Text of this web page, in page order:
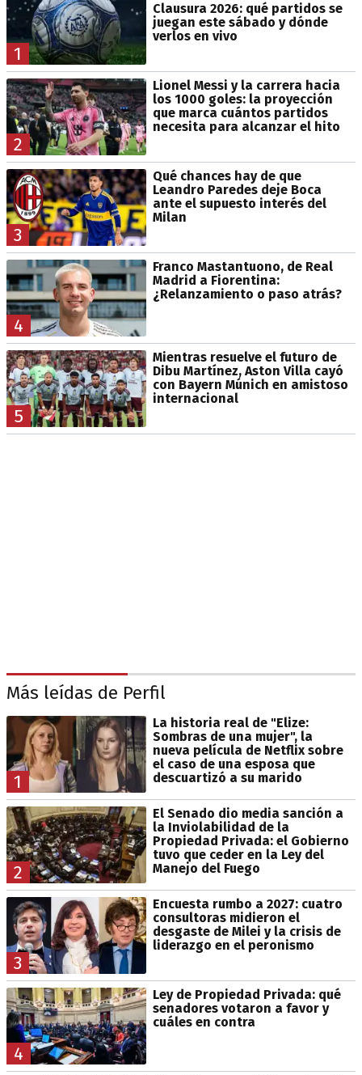
1
Clausura 2026: qué partidos se
juegan este sábado y dónde
verlos en vivo
2
Lionel Messi y la carrera hacia
los 1000 goles: la proyección
que marca cuántos partidos
necesita para alcanzar el hito
3
Qué chances hay de que
Leandro Paredes deje Boca
ante el supuesto interés del
Milan
4
Franco Mastantuono, de Real
Madrid a Fiorentina:
¿Relanzamiento o paso atrás?
5
Mientras resuelve el futuro de
Dibu Martínez, Aston Villa cayó
con Bayern Múnich en amistoso
internacional
Más leídas de Perfil
1
La historia real de "Elize:
Sombras de una mujer", la
nueva película de Netflix sobre
el caso de una esposa que
descuartizó a su marido
2
El Senado dio media sanción a
la Inviolabilidad de la
Propiedad Privada: el Gobierno
tuvo que ceder en la Ley del
Manejo del Fuego
3
Encuesta rumbo a 2027: cuatro
consultoras midieron el
desgaste de Milei y la crisis de
liderazgo en el peronismo
4
Ley de Propiedad Privada: qué
senadores votaron a favor y
cuáles en contra